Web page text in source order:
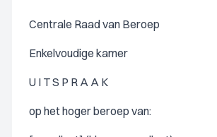
Centrale Raad van Beroep
Enkelvoudige kamer
U I T S P R A A K
op het hoger beroep van: